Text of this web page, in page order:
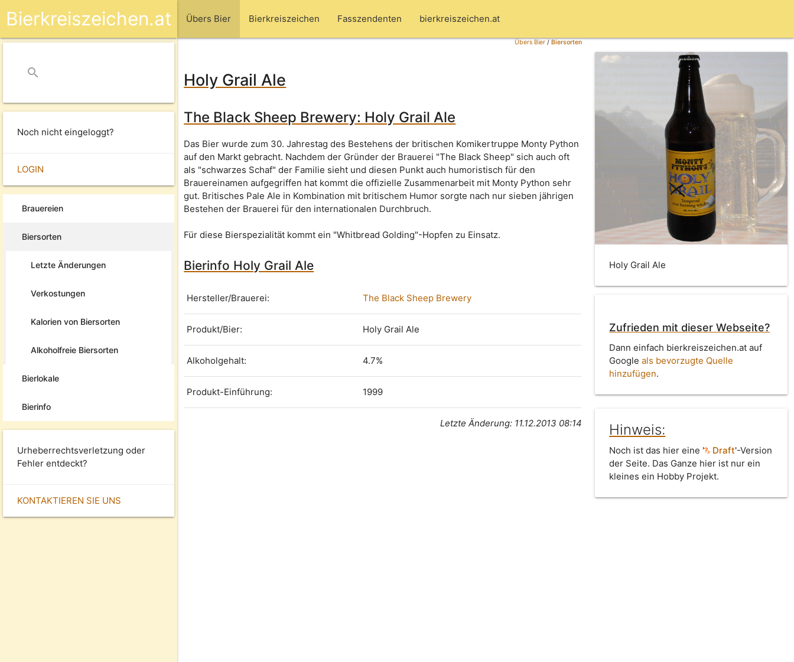
Übers Bier Bierkreiszeichen Fasszendenten bierkreiszeichen.at
Bierkreiszeichen.at
search
Noch nicht eingeloggt?
LOGIN
Brauereien
Biersorten
Letzte Änderungen
Verkostungen
Kalorien von Biersorten
Alkoholfreie Biersorten
Bierlokale
Bierinfo
Urheberrechtsverletzung oder
Fehler entdeckt?
KONTAKTIEREN SIE UNS
Übers Bier/Biersorten
Holy Grail Ale
The Black Sheep Brewery: Holy Grail Ale
Das Bier wurde zum 30. Jahrestag des Bestehens der britischen Komikertruppe Monty Python
auf den Markt gebracht. Nachdem der Gründer der Brauerei "The Black Sheep" sich auch oft
als "schwarzes Schaf" der Familie sieht und diesen Punkt auch humoristisch für den
Brauereinamen aufgegriffen hat kommt die offizielle Zusammenarbeit mit Monty Python sehr
gut. Britisches Pale Ale in Kombination mit britischem Humor sorgte nach nur sieben jährigen
Bestehen der Brauerei für den internationalen Durchbruch.
Für diese Bierspezialität kommt ein "Whitbread Golding"-Hopfen zu Einsatz.
Bierinfo Holy Grail Ale
Hersteller/Brauerei: The Black Sheep Brewery
Produkt/Bier: Holy Grail Ale
Alkoholgehalt: 4.7%
Produkt-Einführung: 1999
Letzte Änderung: 11.12.2013 08:14
Holy Grail Ale
Zufrieden mit dieser Webseite?
Dann einfach bierkreiszeichen.at auf
Googleals bevorzugte Quelle
hinzufügen.
Hinweis:
Noch ist das hier eine ' Draft'-Version
der Seite. Das Ganze hier ist nur ein
kleines ein Hobby Projekt.